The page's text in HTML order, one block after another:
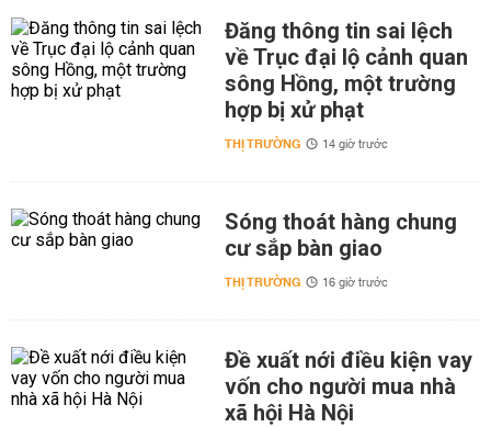
Đăng thông tin sai lệch
về Trục đại lộ cảnh quan
sông Hồng, một trường
hợp bị xử phạt
THỊ TRƯỜNG 14 giờ trước
Sóng thoát hàng chung
cư sắp bàn giao
THỊ TRƯỜNG 16 giờ trước
Đề xuất nới điều kiện vay
vốn cho người mua nhà
xã hội Hà Nội